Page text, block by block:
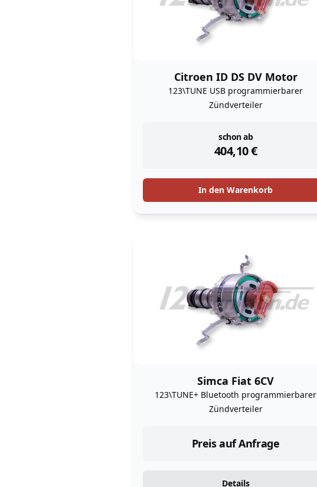
Citroen ID DS DV Motor
123\TUNE USB programmierbarer
Zündverteiler
schon ab
404,10€
instock
In den Warenkorb
Simca Fiat 6CV
123\TUNE+ Bluetooth programmierbarer
Zündverteiler
Preis auf Anfrage
Details